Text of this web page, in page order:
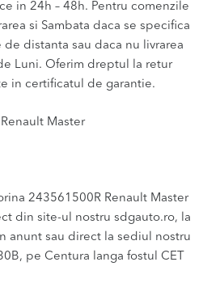
in 24h – 48h. Pentru comenzile
si Sambata daca se specifica
distanta sau daca nu livrarea
Luni. Oferim dreptul la retur
in certificatul de garantie.
Master
243561500R Renault Master
din site-ul nostru sdgauto.ro, la
anunt sau direct la sediul nostru
pe Centura langa fostul CET